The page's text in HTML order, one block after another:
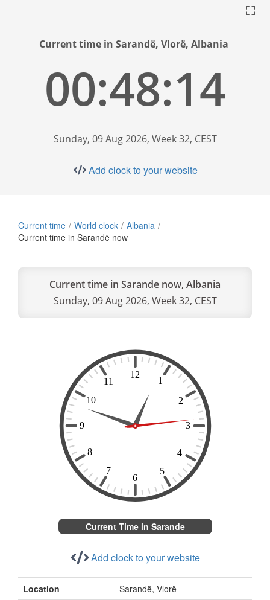
Current time in Sarandë, Vlorë, Albania
00:48:15
Sunday, 09 Aug 2026, Week 32, CEST
Add clock to your website
Current time World clock
Albania
Current time in Sarandë now
Current time in Sarande now, Albania
Sunday, 09 Aug 2026, Week 32, CEST
Current Time in Sarande
Add clock to your website
Location
Sarandë, Vlorë